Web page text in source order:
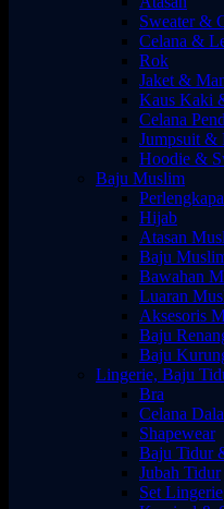
Sweater &
Celana &
Rok
Jaket &
Kaus Kaki
Celana
Jumpsuit &
Hoodie &
Baju Muslim
Hijab
Atasan
Baju
Bawahan
Luaran
Aksesoris
Baju
Baju
Lingerie, Baju
Bra
Celana
Shapewear
Baju Tidur
Jubah Tidur
Set Lingerie